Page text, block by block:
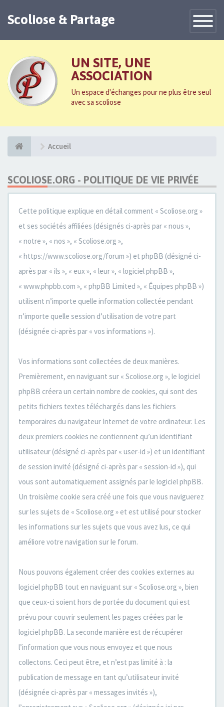
Toggle
Scoliose & Partage
UN SITE, UNE
ASSOCIATION
Un espace d'échanges pour ne plus être seul
avec sa scoliose
Accueil
SCOLIOSE.ORG - POLITIQUE DE VIE PRIVÉE
Cette politique explique en détail comment « Scoliose.org »
et ses sociétés affiliées (désignés ci-après par « nous »,
« notre », « nos », « Scoliose.org »,
« https://www.scoliose.org/forum ») et phpBB (désigné ci-
après par « ils », « eux », « leur », « logiciel phpBB »,
« www.phpbb.com », « phpBB Limited », « Équipes phpBB »)
utilisent n’importe quelle information collectée pendant
n’importe quelle session d’utilisation de votre part
(désignée ci-après par « vos informations »).
Vos informations sont collectées de deux manières.
Premièrement, en naviguant sur « Scoliose.org », le logiciel
phpBB créera un certain nombre de cookies, qui sont des
petits fichiers textes téléchargés dans les fichiers
temporaires du navigateur Internet de votre ordinateur. Les
deux premiers cookies ne contiennent qu’un identifiant
utilisateur (désigné ci-après par « user-id ») et un identifiant
de session invité (désigné ci-après par « session-id »), qui
vous sont automatiquement assignés par le logiciel phpBB.
Un troisième cookie sera créé une fois que vous naviguerez
sur les sujets de « Scoliose.org » et est utilisé pour stocker
les informations sur les sujets que vous avez lus, ce qui
améliore votre navigation sur le forum.
Nous pouvons également créer des cookies externes au
logiciel phpBB tout en naviguant sur « Scoliose.org », bien
que ceux-ci soient hors de portée du document qui est
prévu pour couvrir seulement les pages créées par le
logiciel phpBB. La seconde manière est de récupérer
l’information que vous nous envoyez et que nous
collectons. Ceci peut être, et n’est pas limité à : la
publication de message en tant qu’utilisateur invité
(désignée ci-après par « messages invités »),